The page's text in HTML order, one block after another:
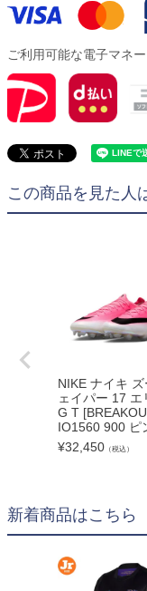
ご利用可能な電子マネー
この商品を見た人
NIKE ナイキ
ェイパー 17 エ
G T
IO1560 900 ピ
¥32,450 （税込）
新着商品はこちら